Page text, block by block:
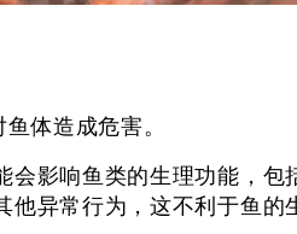
体造成危害。
影响鱼类的生理功能，包
异常行为，这不利于鱼的